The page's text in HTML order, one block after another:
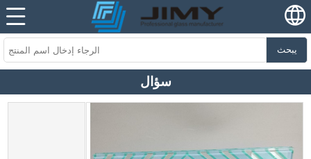
يبحث
سؤال